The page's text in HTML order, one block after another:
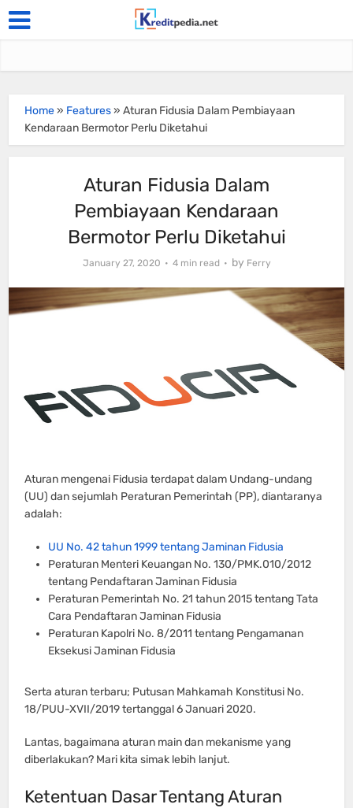
Home» Features»Aturan Fidusia Dalam Pembiayaan
Kendaraan Bermotor Perlu Diketahui
Aturan Fidusia Dalam
Pembiayaan Kendaraan
Bermotor Perlu Diketahui
January 27, 2020 4 min read by Ferry
Aturan mengenai Fidusia terdapat dalam Undang-undang
(UU) dan sejumlah Peraturan Pemerintah (PP), diantaranya
adalah:
UU No. 42 tahun 1999 tentang Jaminan Fidusia
Peraturan Menteri Keuangan No. 130/PMK.010/2012
tentang Pendaftaran Jaminan Fidusia
Peraturan Pemerintah No. 21 tahun 2015 tentang Tata
Cara Pendaftaran Jaminan Fidusia
Peraturan Kapolri No. 8/2011 tentang Pengamanan
Eksekusi Jaminan Fidusia
Serta aturan terbaru; Putusan Mahkamah Konstitusi No.
18/PUU-XVII/2019 tertanggal 6 Januari 2020.
Lantas, bagaimana aturan main dan mekanisme yang
diberlakukan? Mari kita simak lebih lanjut.
Ketentuan Dasar Tentang Aturan